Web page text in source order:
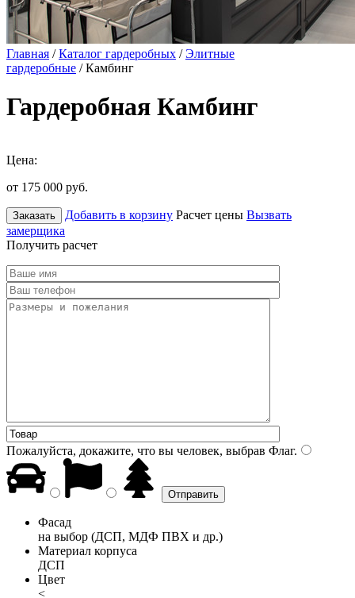
Главная /Каталог гардеробных /Элитные
гардеробные / Камбинг
Гардеробная Камбинг
Цена:
от 175 000 руб.
Заказать Добавить в корзину Расчет цены Вызвать
замерщика
Получить расчет
Пожалуйста, докажите, что вы человек, выбрав Флаг.
Фасад
на выбор (ДСП, МДФ ПВХ и др.)
Материал корпуса
ДСП
Цвет
<